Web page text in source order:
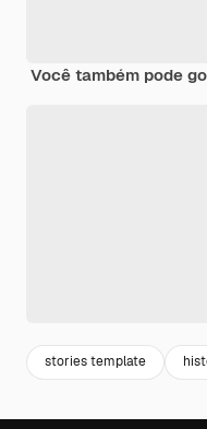
Você também pode
stories template